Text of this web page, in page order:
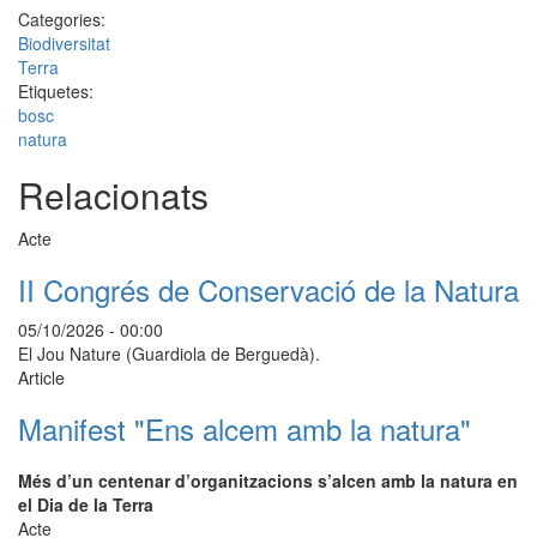
Categories:
Biodiversitat
Terra
Etiquetes:
bosc
natura
Relacionats
Acte
II Congrés de Conservació de la Natura
05/10/2026 - 00:00
El Jou Nature (Guardiola de Berguedà).
Article
Manifest "Ens alcem amb la natura"
Més d’un centenar d’organitzacions s’alcen amb la natura en
el Dia de la Terra
Acte